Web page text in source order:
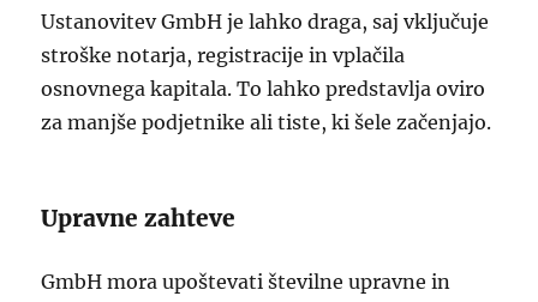
Ustanovitev GmbH je lahko draga, saj vključuje
stroške notarja, registracije in vplačila
osnovnega kapitala. To lahko predstavlja oviro
za manjše podjetnike ali tiste, ki šele začenjajo.
Upravne zahteve
GmbH mora upoštevati številne upravne in